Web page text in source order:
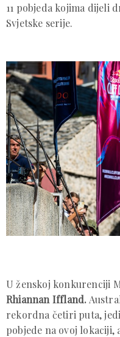
11 pobjeda kojima dijeli
Svjetske serije.
U ženskoj konkurenciji
Rhiannan Iffland.
rekordna četiri puta,
pobjede na ovoj lokaciji,